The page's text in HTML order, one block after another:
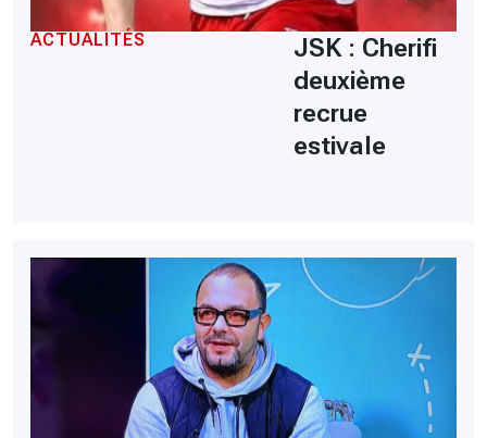
ACTUALITÉS
JSK : Cherifi
deuxième
recrue
estivale